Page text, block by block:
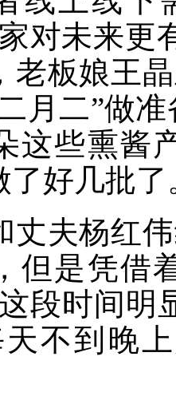
对未来更
老板娘王
月二”做
这些熏酱
了好几批了
杨红伟
但是凭借
段时间明
不到晚